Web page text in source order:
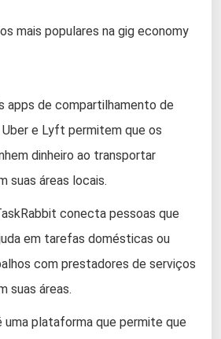
mais populares na gig economy
apps de compartilhamento de
e Lyft permitem que os
dinheiro ao transportar
suas áreas locais.
conecta pessoas que
em tarefas domésticas ou
com prestadores de serviços
suas áreas.
uma plataforma que permite que